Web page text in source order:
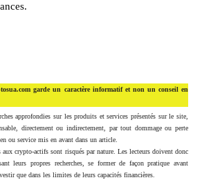
garde un caractère informatif et non un conseil en
approfondies sur les produits et services présentés sur le site,
directement ou indirectement, par tout dommage ou perte
ou service mis en avant dans un article.
crypto-actifs sont risqués par nature. Les lecteurs doivent donc
leurs propres recherches, se former de façon pratique avant
que dans les limites de leurs capacités financières.